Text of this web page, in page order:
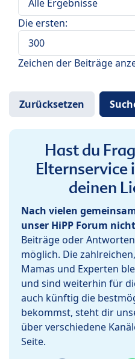
Die ersten:
Zeichen der Beiträge
Hast du
Elternservice
deinen
Nach vielen
unser HiPP Forum
Beiträge oder
möglich. Die
Mamas und Experten
und sind weiterhin für
auch künftig die
bekommst, steht dir
über verschiedene
Seite.